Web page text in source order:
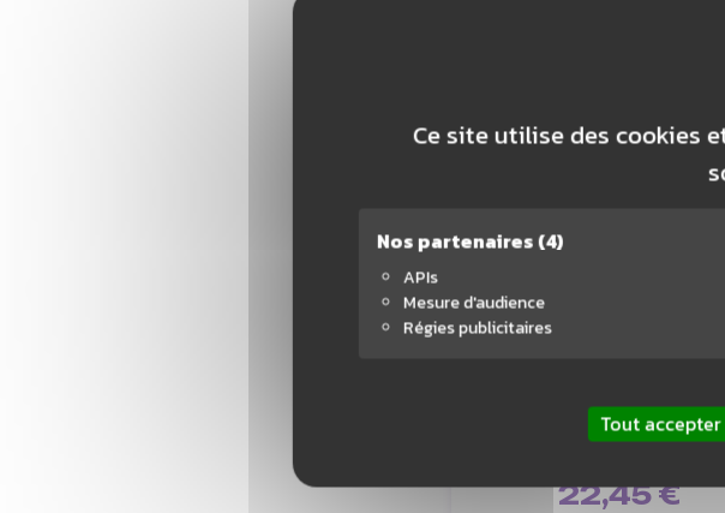
Ce site utilise des cookies
Nos partenaires(4)
APIs
Mesure d'audience
Régies publicitaires
Tout accepter
POWER CUSHION+
AC195
22,45 €